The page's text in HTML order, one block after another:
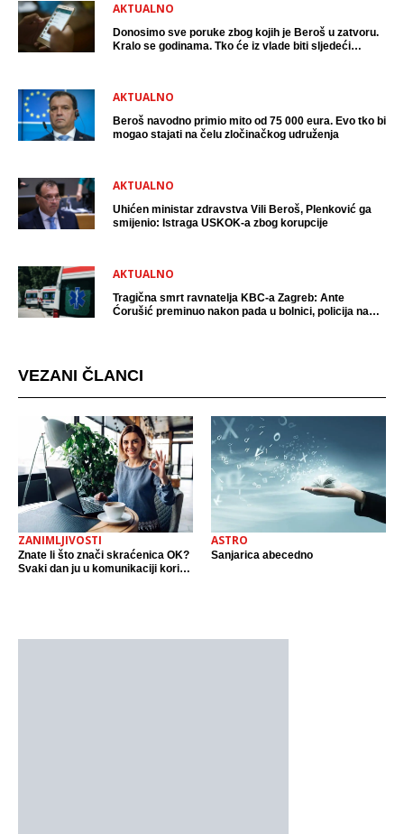
AKTUALNO
Donosimo sve poruke zbog kojih je Beroš u zatvoru.
Kralo se godinama. Tko će iz vlade biti sljedeći
AKTUALNO
Beroš navodno primio mito od 75 000 eura. Evo tko bi
mogao stajati na čelu zločinačkog udruženja
AKTUALNO
Uhićen ministar zdravstva Vili Beroš, Plenković ga
smijenio: Istraga USKOK-a zbog korupcije
AKTUALNO
Tragična smrt ravnatelja KBC-a Zagreb: Ante
Ćorušić preminuo nakon pada u bolnici, policija na
VEZANI ČLANCI
ZANIMLJIVOSTI
Znate li što znači skraćenica OK?
Svaki dan ju u komunikaciji koristi
ASTRO
Sanjarica abecedno